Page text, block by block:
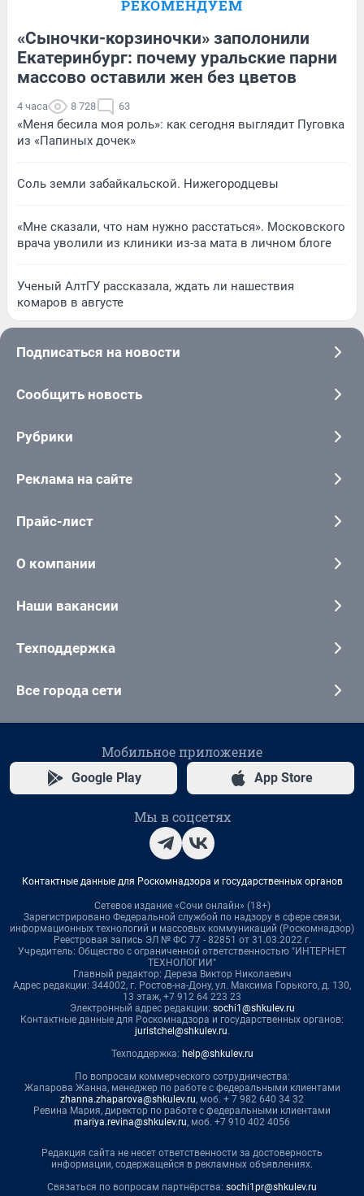
РЕКОМЕНДУЕМ
«Сыночки-корзиночки» заполонили
Екатеринбург: почему уральские парни
массово оставили жен без цветов
4 часа 8 728 63
«Меня бесила моя роль»: как сегодня выглядит Пуговка
из «Папиных дочек»
Соль земли забайкальской. Нижегородцевы
«Мне сказали, что нам нужно расстаться». Московского
врача уволили из клиники из-за мата в личном блоге
Ученый АлтГУ рассказала, ждать ли нашествия
комаров в августе
Подписаться на новости
Сообщить новость
Рубрики
Реклама на сайте
Прайс-лист
О компании
Наши вакансии
Техподдержка
Все города сети
Мобильное приложение
Google Play App Store
Мы в соцсетях
Контактные данные для Роскомнадзора и государственных органов
Сетевое издание «Сочи онлайн» (18+)
Зарегистрировано Федеральной службой по надзору в сфере связи,
информационных технологий и массовых коммуникаций (Роскомнадзор)
Реестровая запись ЭЛ № ФС 77 - 82851 от 31.03.2022 г.
Учредитель: Общество с ограниченной ответственностью "ИНТЕРНЕТ
ТЕХНОЛОГИИ"
Главный редактор: Дереза Виктор Николаевич
Адрес редакции: 344002, г. Ростов-на-Дону, ул. Максима Горького, д. 130,
13 этаж, +7 912 64 223 23
Электронный адрес редакции: sochi1@shkulev.ru
Контактные данные для Роскомнадзора и государственных органов:
juristchel@shkulev.ru.
Техподдержка: help@shkulev.ru
По вопросам коммерческого сотрудничества:
Жапарова Жанна, менеджер по работе с федеральными клиентами
zhanna.zhaparova@shkulev.ru, моб. + 7 982 640 34 32
Ревина Мария, директор по работе с федеральными клиентами
mariya.revina@shkulev.ru, моб. +7 910 402 4056
Редакция сайта не несет ответственности за достоверность
информации, содержащейся в рекламных объявлениях.
Связаться по вопросам партнёрства: sochi1pr@shkulev.ru